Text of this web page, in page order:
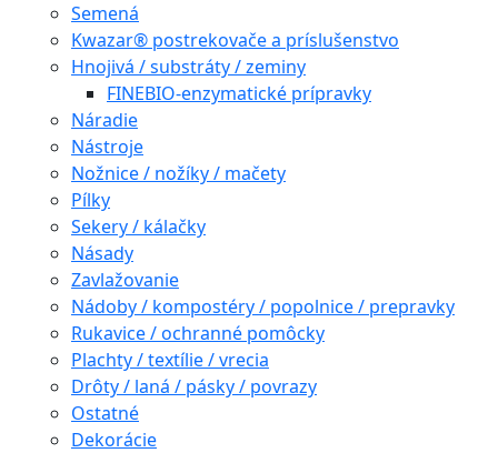
Semená
Kwazar® postrekovače a príslušenstvo
Hnojivá / substráty / zeminy
FINEBIO-enzymatické prípravky
Náradie
Nástroje
Nožnice / nožíky / mačety
Pílky
Sekery / kálačky
Násady
Zavlažovanie
Nádoby / kompostéry / popolnice / prepravky
Rukavice / ochranné pomôcky
Plachty / textílie / vrecia
Drôty / laná / pásky / povrazy
Ostatné
Dekorácie